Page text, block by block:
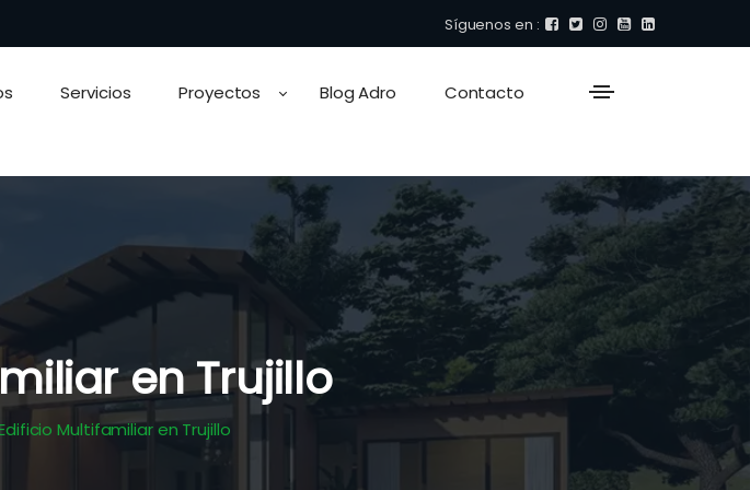
Síguenos en :
Servicios Proyectos Blog Adro Contacto
en Trujillo
Multifamiliar en Trujillo